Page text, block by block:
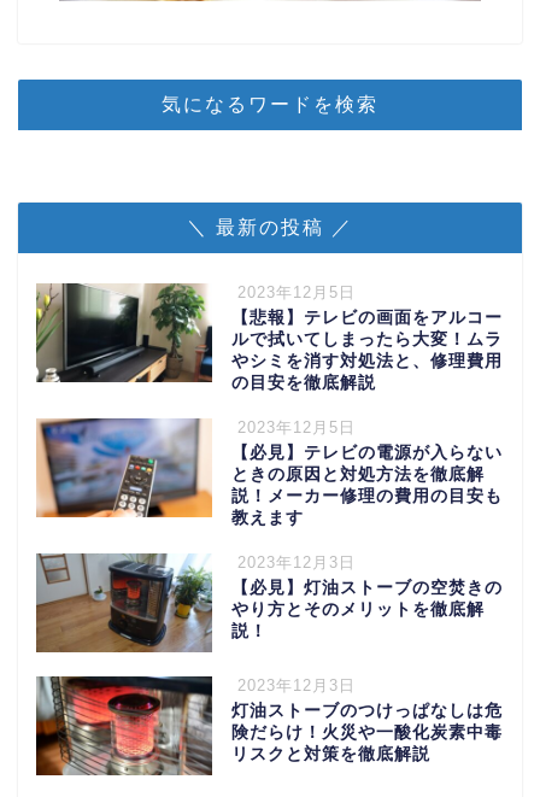
気になるワードを検索
＼ 最新の投稿 ／
2023年12月5日
【悲報】テレビの画面をアルコー
ルで拭いてしまったら大変！ムラ
やシミを消す対処法と、修理費用
の目安を徹底解説
2023年12月5日
【必見】テレビの電源が入らない
ときの原因と対処方法を徹底解
説！メーカー修理の費用の目安も
教えます
2023年12月3日
【必見】灯油ストーブの空焚きの
やり方とそのメリットを徹底解
説！
2023年12月3日
灯油ストーブのつけっぱなしは危
険だらけ！火災や一酸化炭素中毒
リスクと対策を徹底解説